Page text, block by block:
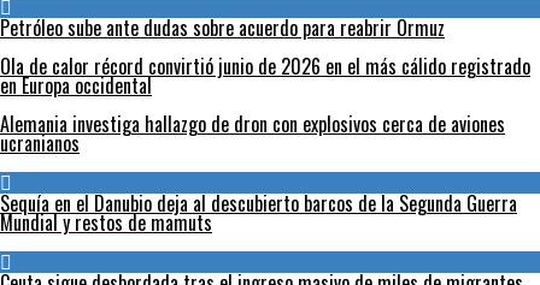
Petróleo sube ante dudas sobre acuerdo para reabrir Ormuz
Ola de calor récord convirtió junio de 2026 en el más cálido registrado
en Europa occidental
Alemania investiga hallazgo de dron con explosivos cerca de aviones
ucranianos
Sequía en el Danubio deja al descubierto barcos de la Segunda Guerra
Mundial y restos de mamuts